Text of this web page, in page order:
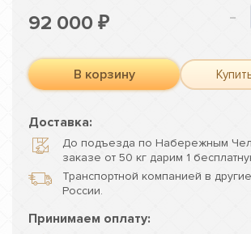
92 000 ₽ -
В корзину
Доставка:
До подъезда по Набережным
заказе от 50 кг дарим 1
Транспортной компанией в
России.
Принимаем оплату: